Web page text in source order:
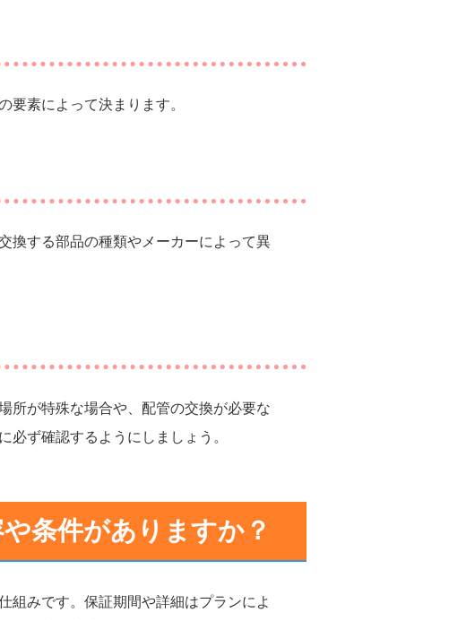
要素によって決まります。
換する部品の種類やメーカーによって異
所が特殊な場合や、配管の交換が必要な
ず確認するようにしましょう。
条件がありますか？
組みです。保証期間や詳細はプランによ